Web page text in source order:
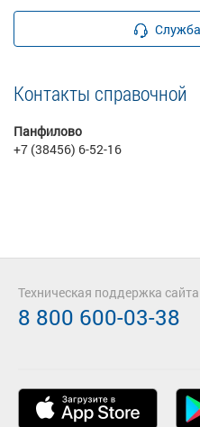
Контакты справочной
Панфилово
+7 (38456) 6-52-16
Техническая поддержка сайта
8 800 600-03-38